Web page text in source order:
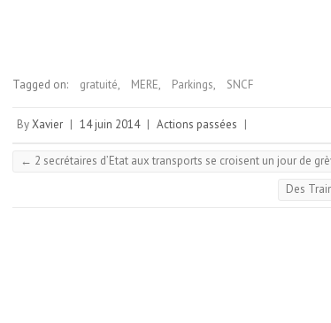
Tagged on: gratuité, MERE, Parkings, SNCF
ByXavier | 14 juin 2014 | Actions passées |
← 2 secrétaires d’Etat aux transports se croisent un jour de
Des